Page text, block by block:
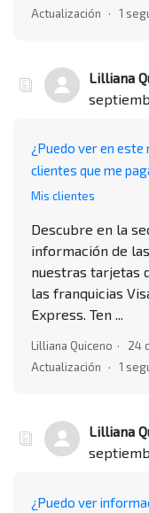
Actualización
1
Lilliana
¿Puedo ver en
clientes que me
Mis clientes
Descubre en la
información de
nuestras tarjetas
las franquicias
Express. Ten ...
Lilliana Quiceno
24
Actualización
1
Lilliana
¿Puedo ver